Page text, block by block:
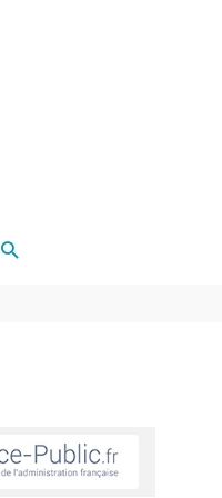
Rechercher